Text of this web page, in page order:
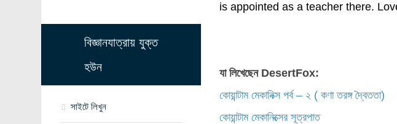
is appointed as a teacher there.
যা লিখেছেন DesertFox:
কোয়ান্টাম মেকানিক্স পর্ব – ২ ( কণা তরঙ্গ দ্বৈততা)
কোয়ান্টাম মেকানিক্সের সূত্রপাত
বিজ্ঞানযাত্রায় যুক্ত
হউন
সাইটে লিখুন